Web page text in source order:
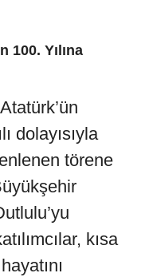
100. Yılına
dolayısıyla
törene
kısa